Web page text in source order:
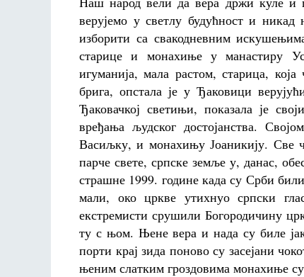
верујемо у светлу будућност и
изборити са свакодневним
старице и монахиње у манастиру
игуманија, мала растом, старица,
брига, опстала је у Ђаковици
Ђаковачкој светињи, показала је
вређања људског достојанства.
Васиљку, и монахињу Јоаникију. Све
парче свете, српске земље у, данас,
страшне 1999. године када су Срби
мали, око цркве утихнуо српски
екстремисти срушили Богородичину
ту с њом. Њене вера и нада су биле
порти крај зида поново су засејани
њеним слатким гроздовима монахиње